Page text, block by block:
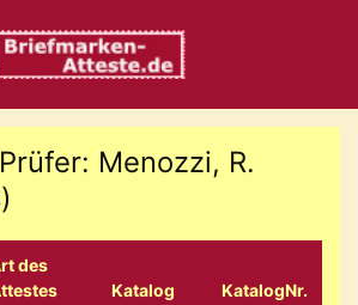
Menozzi, R.
des
Katalog KatalogNr.